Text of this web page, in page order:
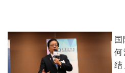
何
结